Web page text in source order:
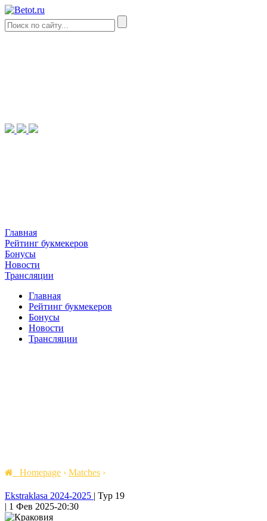
Главная
Рейтинг букмекеров
Бонусы
Новости
Трансляции
Главная
Рейтинг букмекеров
Бонусы
Новости
Трансляции
Homepage › Matches ›
Ekstraklasa 2024-2025 | Тур 19
| 1 Фев 2025-20:30